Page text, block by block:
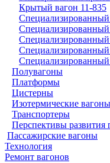
Крытый вагон 11-835
Специализированный
Полувагоны
Платформы
Цистерны
Изотермические вагоны
Транспортеры
Перспективы развития
Пассажирские вагоны
Технология
Ремонт вагонов